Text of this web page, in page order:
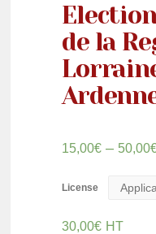
de la
15,00€ – 50,00
License
30,00€ HT